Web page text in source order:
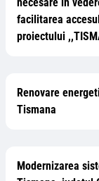
facilitarea
proiectului
Renovare
Tismana
Modernizarea